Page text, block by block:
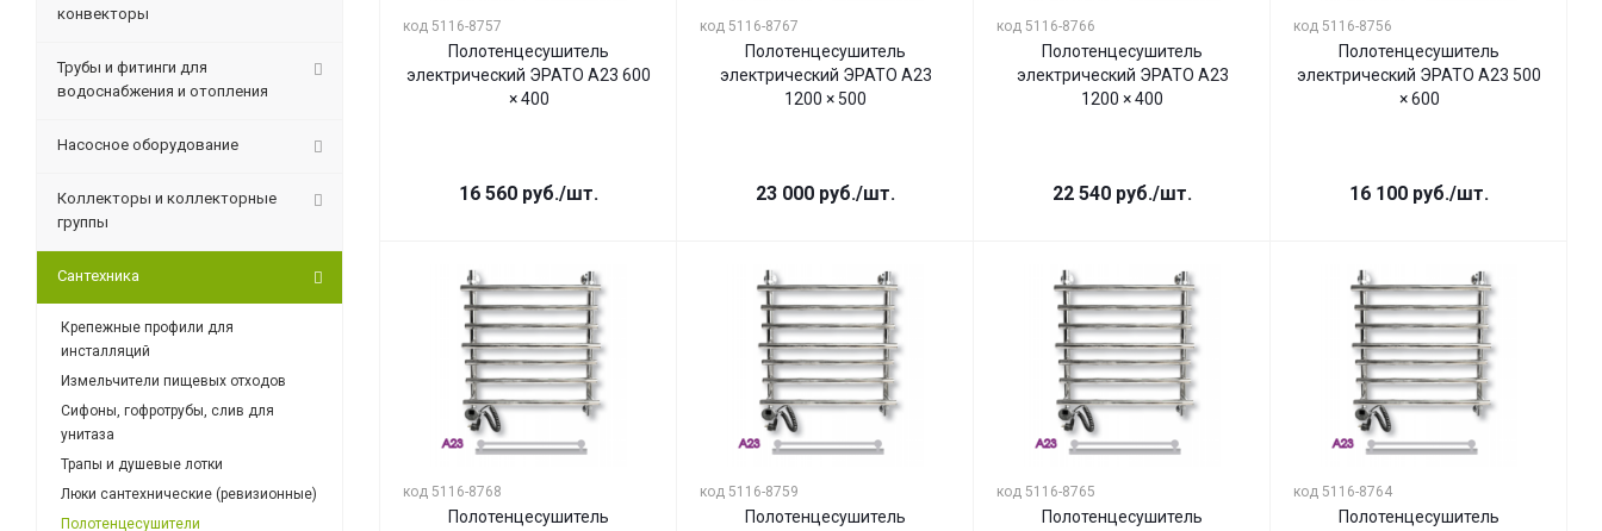
код 5116-8757
Полотенцесушитель
электрический ЭРАТО А23 600
× 400
16 560 руб./шт.
код 5116-8767
Полотенцесушитель
электрический ЭРАТО А23
1200 × 500
23 000 руб./шт.
код 5116-8766
Полотенцесушитель
электрический ЭРАТО А23
1200 × 400
22 540 руб./шт.
код 5116-8756
Полотенцесушитель
электрический ЭРАТО А23 500
× 600
16 100 руб./шт.
код 5116-8768
Полотенцесушитель
код 5116-8759
Полотенцесушитель
код 5116-8765
Полотенцесушитель
код 5116-8764
Полотенцесушитель
конвекторы
Трубы и фитинги для
водоснабжения и отопления
Насосное оборудование
Коллекторы и коллекторные
группы
Сантехника
Крепежные профили для
инсталляций
Измельчители пищевых отходов
Сифоны, гофротрубы, слив для
унитаза
Трапы и душевые лотки
Люки сантехнические (ревизионные)
Полотенцесушители